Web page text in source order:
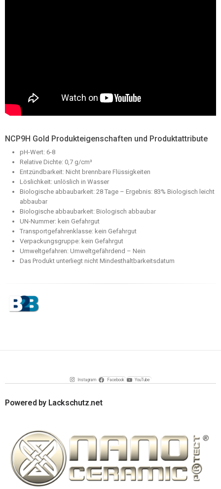
NCP9H Gold Produkteigenschaften und Produktattribute
pH-Wert: 6-8
Relative Dichte: 0,7 g/cm³
Entzündbarkeit: Nicht brennbare Flüssigkeiten
Löslichkeit: unlöslich in Wasser
Biologische abbaubarkeit: 28 Tage – Ergebnis: 83% Biologisch leicht
abbaubar
Biologische abbaubarkeit: Biologisch abbaubar
UN-Nummer: kein Gefahrgut
Transportgefahrenklasse: kein Gefahrgut
Verpackungsgruppe: kein Gefahrgut
Umweltgefahren: Umweltgefährdend – Nein
Das Produkt unterliegt nicht Mindesthaltbarkeitsdatum
Instagram Facebook YouTube
Powered by Lackschutz.net